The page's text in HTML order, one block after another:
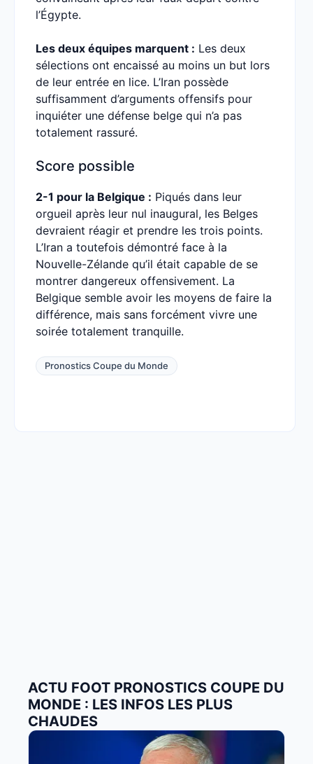
l’Égypte.
Les deux équipes marquent : Les deux
sélections ont encaissé au moins un but lors
de leur entrée en lice. L’Iran possède
suffisamment d’arguments offensifs pour
inquiéter une défense belge qui n’a pas
totalement rassuré.
Score possible
2-1 pour la Belgique : Piqués dans leur
orgueil après leur nul inaugural, les Belges
devraient réagir et prendre les trois points.
L’Iran a toutefois démontré face à la
Nouvelle-Zélande qu’il était capable de se
montrer dangereux offensivement. La
Belgique semble avoir les moyens de faire la
différence, mais sans forcément vivre une
soirée totalement tranquille.
Pronostics Coupe du Monde
ACTU FOOT PRONOSTICS COUPE DU
MONDE : LES INFOS LES PLUS
CHAUDES